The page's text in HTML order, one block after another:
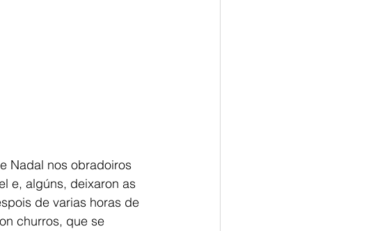
Nadal nos obradoiros
e, algúns, deixaron as
de varias horas de
churros, que se